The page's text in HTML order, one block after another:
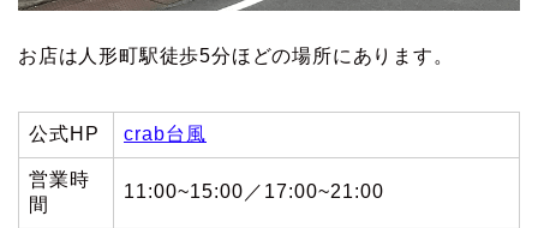
お店は人形町駅徒歩5分ほどの場所にあります。
公式HP crab台風
営業時
間
11:00~15:00／17:00~21:00